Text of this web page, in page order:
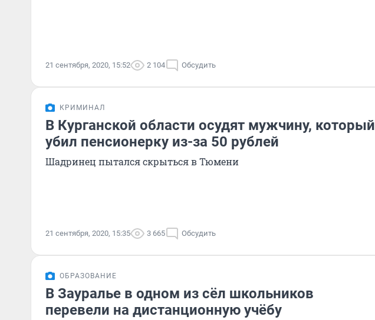
21 сентября, 2020, 15:52 2 104 Обсудить
КРИМИНАЛ
В Курганской области осудят мужчину, который
убил пенсионерку из-за 50 рублей
Шадринец пытался скрыться в Тюмени
21 сентября, 2020, 15:35 3 665 Обсудить
ОБРАЗОВАНИЕ
В Зауралье в одном из сёл школьников
перевели на дистанционную учёбу